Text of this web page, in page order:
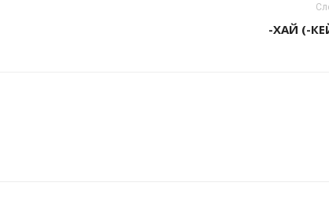
-ХАЙ (-